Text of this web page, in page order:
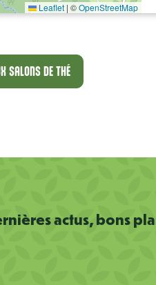
Leaflet | ©OpenStreetMap
SALONS DE THÉ
actus, bons